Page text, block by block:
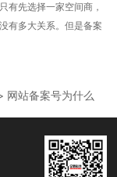
有先选择一家空间商，
有多大关系。但是备案
网站备案号为什么